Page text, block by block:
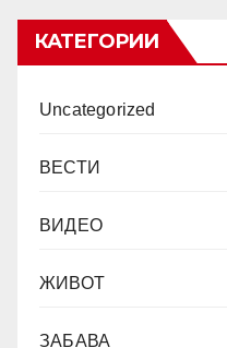
КАТЕГОРИИ
Uncategorized
ВЕСТИ
ВИДЕО
ЖИВОТ
ЗАБАВА